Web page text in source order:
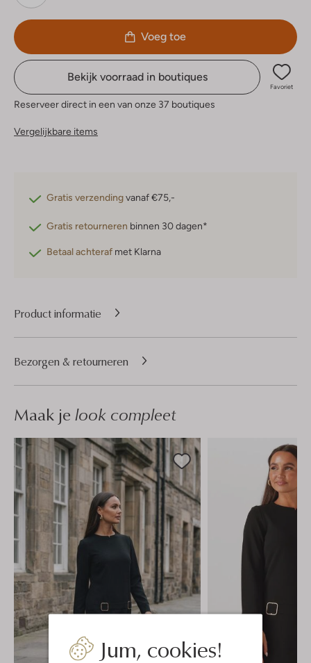
Jum, cookies!
Voeg toe
Bekijk voorraad in boutiques
Favoriet
Reserveer direct in een van onze 37 boutiques
Vergelijkbare items
Gratis verzendingvanaf €75,-
Gratis retourneren binnen 30 dagen*
Betaal achteraf met Klarna
Product informatie
Bezorgen & retourneren
Maak je look compleet